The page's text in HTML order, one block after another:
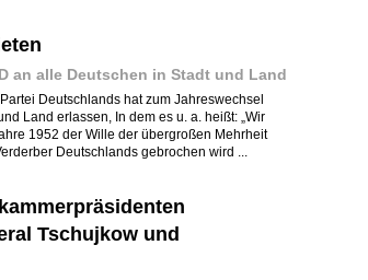
an alle Deutschen in Stadt und Land
Deutschlands hat zum Jahreswechsel
Land erlassen, In dem es u. a. heißt: „Wir
1952 der Wille der übergroßen Mehrheit
Deutschlands gebrochen wird ...
Tschujkow und